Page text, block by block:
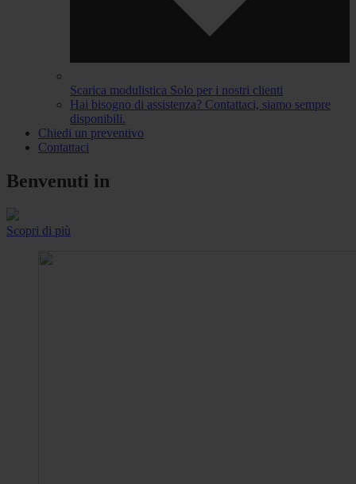
Scarica modulistica Solo per i nostri clienti
Hai bisogno di assistenza? Contattaci, siamo sempre
disponibili.
Chiedi un preventivo
Contattaci
Benvenuti in
Scopri di più